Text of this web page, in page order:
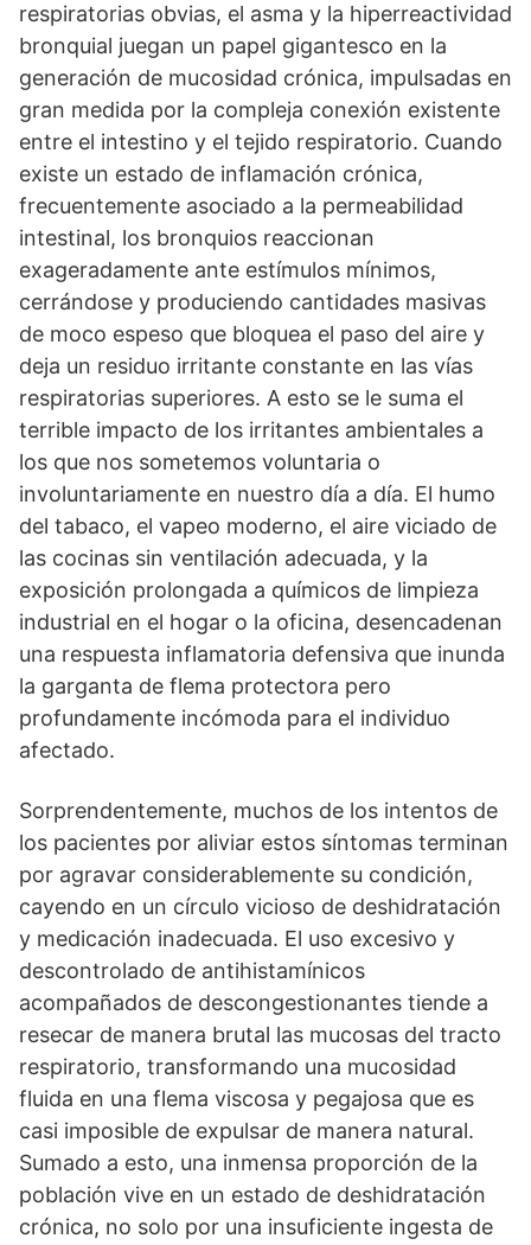
respiratorias obvias, el asma y la hiperreactividad
bronquial juegan un papel gigantesco en la
generación de mucosidad crónica, impulsadas en
gran medida por la compleja conexión existente
entre el intestino y el tejido respiratorio. Cuando
existe un estado de inflamación crónica,
frecuentemente asociado a la permeabilidad
intestinal, los bronquios reaccionan
exageradamente ante estímulos mínimos,
cerrándose y produciendo cantidades masivas
de moco espeso que bloquea el paso del aire y
deja un residuo irritante constante en las vías
respiratorias superiores. A esto se le suma el
terrible impacto de los irritantes ambientales a
los que nos sometemos voluntaria o
involuntariamente en nuestro día a día. El humo
del tabaco, el vapeo moderno, el aire viciado de
las cocinas sin ventilación adecuada, y la
exposición prolongada a químicos de limpieza
industrial en el hogar o la oficina, desencadenan
una respuesta inflamatoria defensiva que inunda
la garganta de flema protectora pero
profundamente incómoda para el individuo
afectado.
Sorprendentemente, muchos de los intentos de
los pacientes por aliviar estos síntomas terminan
por agravar considerablemente su condición,
cayendo en un círculo vicioso de deshidratación
y medicación inadecuada. El uso excesivo y
descontrolado de antihistamínicos
acompañados de descongestionantes tiende a
resecar de manera brutal las mucosas del tracto
respiratorio, transformando una mucosidad
fluida en una flema viscosa y pegajosa que es
casi imposible de expulsar de manera natural.
Sumado a esto, una inmensa proporción de la
población vive en un estado de deshidratación
crónica, no solo por una insuficiente ingesta de